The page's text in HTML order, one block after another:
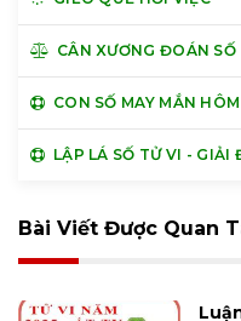
CÂN XƯƠNG ĐOÁN SỐ
CON SỐ MAY MẮN
LẬP LÁ SỐ TỬ VI - GIẢI
Bài Viết Được Quan